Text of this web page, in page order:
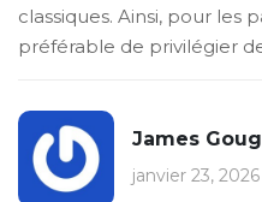
classiques. Ainsi, pour les
préférable de privilégier
James
janvier 23, 2026